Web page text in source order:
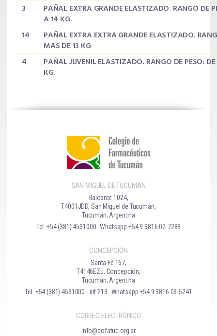
3
PAÑAL EXTRA GRANDE ELASTIZADO. RANGO DE
A 14 KG.
14
PAÑAL EXTRA EXTRA GRANDE ELASTIZADO.
MAS DE 13 KG
4
PAÑAL JUVENIL ELASTIZADO. RANGO DE PESO:
KG.
SAN MIGUEL DE TUCUMÁN
Balcarce 1024,
T4001JDD, San Miguel de Tucumán,
Tucumán, Argentina
Tel. +54 (381) 4531000 Whatsapp +54 9 3816 02-7288
CONCEPCIÓN
Santa Fé 167,
T4146EZJ, Concepción,
Tucumán, Argentina
Tel. +54 (381) 4531000 - int 213 Whatsapp +54 9 3816 03-5241
CORREO ELECTRÓNICO
info@cofatuc.org.ar